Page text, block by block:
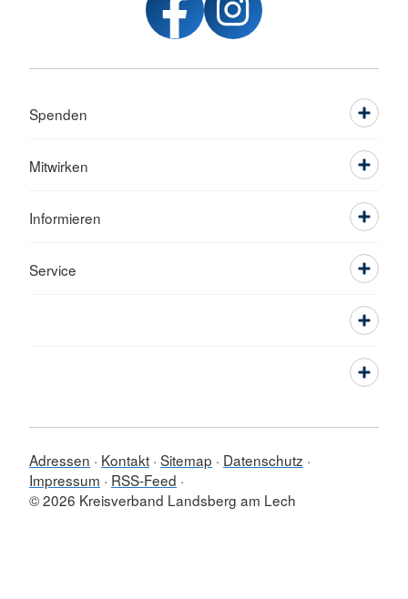
Spenden
Mitwirken
Informieren
Service
Adressen Kontakt Sitemap
Datenschutz
Impressum
RSS-Feed
© 2026 Kreisverband Landsberg am Lech